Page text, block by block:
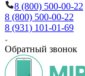
8 (800) 500-00-22
8 (800) 500-00-22
8 (931) 101-01-69
Обратный звонок